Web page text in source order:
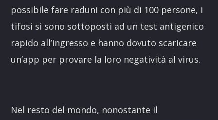
possibile fare raduni con più di 100 persone, i
tifosi si sono sottoposti ad un test antigenico
rapido all’ingresso e hanno dovuto scaricare
un’app per provare la loro negatività al virus.
Nel resto del mondo, nonostante il